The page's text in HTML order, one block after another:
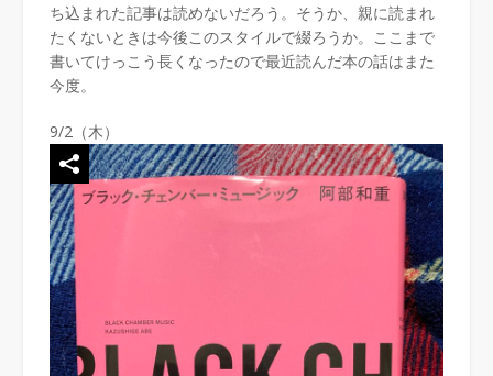
ち込まれた記事は読めないだろう。そうか、親に読まれ
たくないときは今後このスタイルで綴ろうか。ここまで
書いてけっこう長くなったので最近読んだ本の話はまた
今度。
9/2（木）